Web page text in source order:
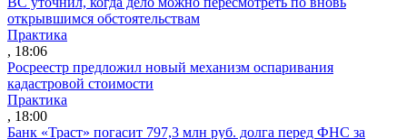
открывшимся обстоятельствам
Практика
, 18:06
Росреестр предложил новый механизм оспаривания
кадастровой стоимости
Практика
, 18:00
Банк «Траст» погасит 797,3 млн руб. долга перед ФНС за